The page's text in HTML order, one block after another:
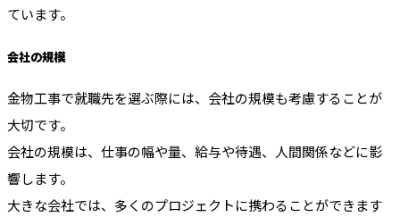
ています。
会社の規模
金物工事で就職先を選ぶ際には、会社の規模も考慮することが
大切です。
会社の規模は、仕事の幅や量、給与や待遇、人間関係などに影
響します。
大きな会社では、多くのプロジェクトに携わることができます